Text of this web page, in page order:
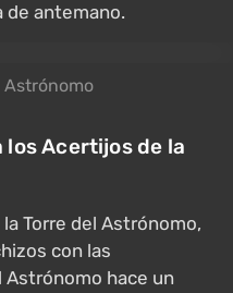
de antemano.
los Acertijos de la
Torre del Astrónomo,
con las
hace un